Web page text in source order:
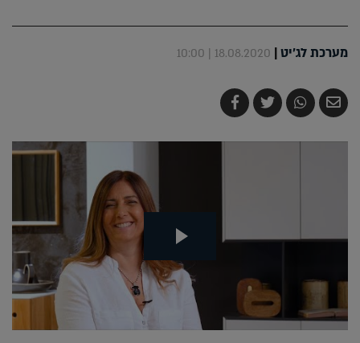
מערכת לג'יט|
18.08.2020 | 10:00
שלח
בדואר
שתף
ב-
צייץ
ב-
שתף
ב-